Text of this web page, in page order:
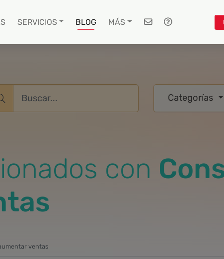
SERVICIOS BLOG MÁS
Categorías
con
ventas